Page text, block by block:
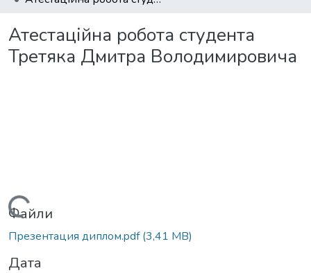
Атестаційна робота студента
Третяка Дмитра Володимировича
Вантажиться...
Файли
Презентация диплом.pdf(3,41 MB)
Дата